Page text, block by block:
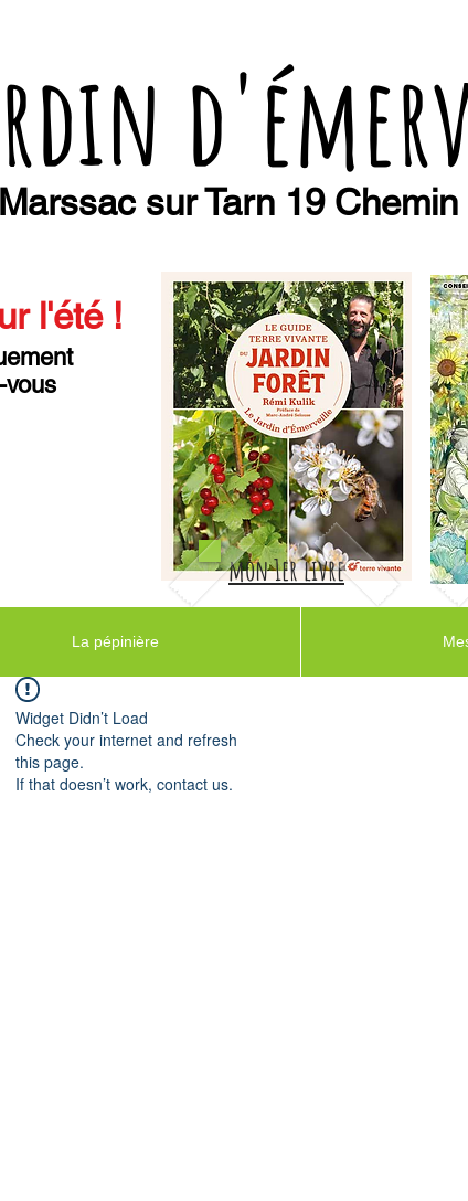
mon 1er livre
sur Tarn 19
l'été!
vous
La pépinière
Widget Didn’t Load
Check your internet and refresh
this page.
If that doesn’t work, contact us.